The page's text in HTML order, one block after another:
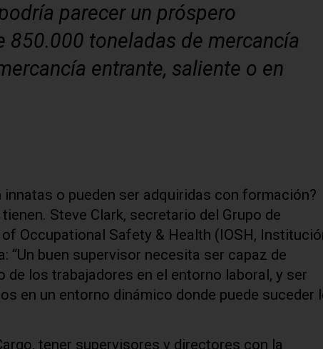
parecer un próspero
850.000 toneladas de mercancía
entrante, saliente o en
o pueden ser adquiridas con formación?
Steve Clark, secretario del Grupo de
Occupational Safety & Health (IOSH,
“Un buen supervisor necesita ser capaz de
los trabajadores en el entorno laboral, y ser
en un entorno dinámico donde puede suceder
tener supervisores y directores con la